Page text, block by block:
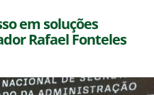
em soluções
Rafael Fonteles